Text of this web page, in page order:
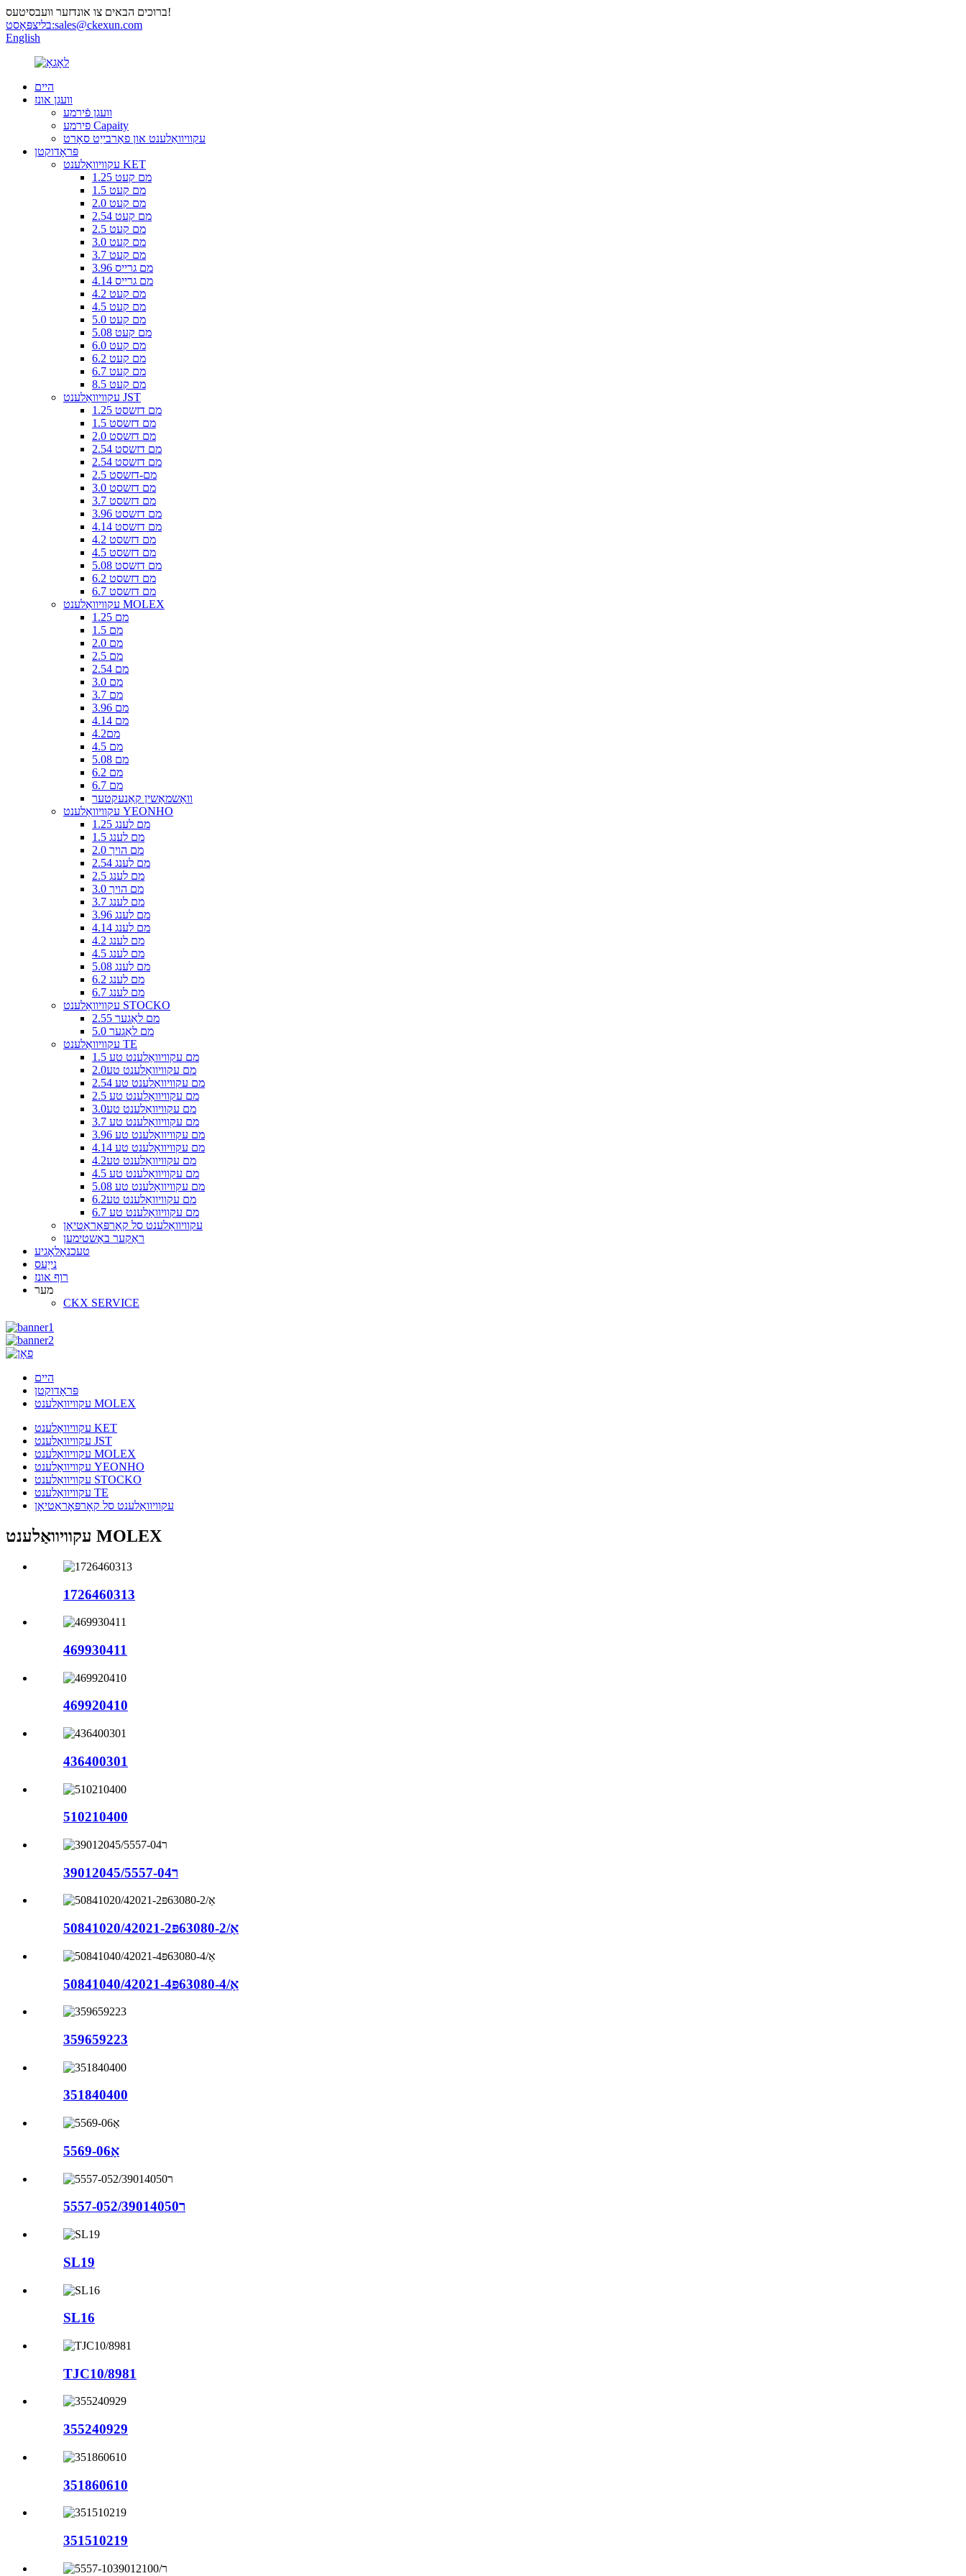
ברוכים הבאים צו אונדזער וועבסיטעס!
בליצפּאָסט:sales@ckexun.com
English
היים
וועגן אונז
וועגן פֿירמע
פירמע Capaity
עקוויוואַלענט און פאַרבייַט סאָרט
פּראָדוקטן
עקוויוואַלענט KET
1.25 מם קעט
1.5 מם קעט
2.0 מם קעט
2.54 מם קעט
2.5 מם קעט
3.0 מם קעט
3.7 מם קעט
3.96 מם גרייס
4.14 מם גרייס
4.2 מם קעט
4.5 מם קעט
5.0 מם קעט
5.08 מם קעט
6.0 מם קעט
6.2 מם קעט
6.7 מם קעט
8.5 מם קעט
עקוויוואַלענט JST
1.25 מם דזשסט
1.5 מם דזשסט
2.0 מם דזשסט
2.54 מם דזשסט
2.54 מם דזשסט
2.5 מם-דזשסט
3.0 מם דזשסט
3.7 מם דזשסט
3.96 מם דזשסט
4.14 מם דזשסט
4.2 מם דזשסט
4.5 מם דזשסט
5.08 מם דזשסט
6.2 מם דזשסט
6.7 מם דזשסט
עקוויוואַלענט MOLEX
1.25 מם
1.5 מם
2.0 מם
2.5 מם
2.54 מם
3.0 מם
3.7 מם
3.96 מם
4.14 מם
4.2מם
4.5 מם
5.08 מם
6.2 מם
6.7 מם
וואַשמאַשין קאַנעקטער
עקוויוואַלענט YEONHO
1.25 מם לענג
1.5 מם לענג
2.0 מם הויך
2.54 מם לענג
2.5 מם לענג
3.0 מם הויך
3.7 מם לענג
3.96 מם לענג
4.14 מם לענג
4.2 מם לענג
4.5 מם לענג
5.08 מם לענג
6.2 מם לענג
6.7 מם לענג
עקוויוואַלענט STOCKO
2.55 מם לאַגער
5.0 מם לאַגער
עקוויוואַלענט TE
1.5 מם עקוויוואַלענט טע
2.0מם עקוויוואַלענט טע
2.54 מם עקוויוואַלענט טע
2.5 מם עקוויוואַלענט טע
3.0מם עקוויוואַלענט טע
3.7 מם עקוויוואַלענט טע
3.96 מם עקוויוואַלענט טע
4.14 מם עקוויוואַלענט טע
4.2מם עקוויוואַלענט טע
4.5 מם עקוויוואַלענט טע
5.08 מם עקוויוואַלענט טע
6.2מם עקוויוואַלענט טע
6.7 מם עקוויוואַלענט טע
עקוויוואַלענט סל קאָרפּאָראַטיאָן
ראַקער באַשטימען
טעכנאָלאָגיע
נייַעס
רוף אונז
מער
CKX SERVICE
היים
פּראָדוקטן
עקוויוואַלענט MOLEX
עקוויוואַלענט KET
עקוויוואַלענט JST
עקוויוואַלענט MOLEX
עקוויוואַלענט YEONHO
עקוויוואַלענט STOCKO
עקוויוואַלענט TE
עקוויוואַלענט סל קאָרפּאָראַטיאָן
עקוויוואַלענט MOLEX
1726460313
469930411
469920410
436400301
510210400
39012045/5557-04ר
50841020/42021-2אַ/63080-2פּ
50841040/42021-4אַ/63080-4פּ
359659223
351840400
5569-06אַ
5557-05ר2/39014050
SL19
SL16
TJC10/8981
355240929
351860610
351510219